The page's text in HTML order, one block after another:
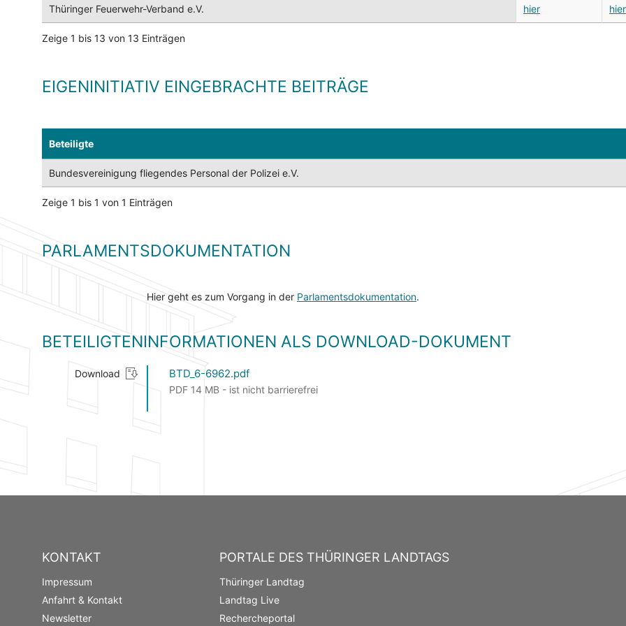
Thüringer Feuerwehr-Verband e.V. hier hier
Zeige 1 bis 13 von 13 Einträgen
EIGENINITIATIV EINGEBRACHTE BEITRÄGE
Beteiligte
Bundesvereinigung fliegendes Personal der Polizei e.V.
Zeige 1 bis 1 von 1 Einträgen
PARLAMENTSDOKUMENTATION
Hier geht es zum Vorgang in der Parlamentsdokumentation.
BETEILIGTENINFORMATIONEN ALS DOWNLOAD-DOKUMENT
Download BTD_6-6962.pdf
PDF 14 MB - ist nicht barrierefrei
KONTAKT
Impressum
Anfahrt & Kontakt
Newsletter
PORTALE DES THÜRINGER LANDTAGS
Thüringer Landtag
Landtag Live
Rechercheportal